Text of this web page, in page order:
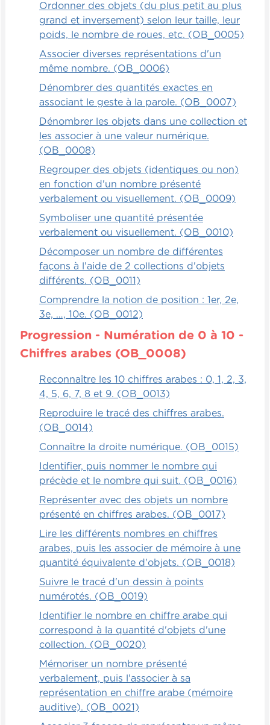
Ordonner des objets (du plus petit au plus
grand et inversement) selon leur taille, leur
poids, le nombre de roues, etc. (OB_0005)
Associer diverses représentations d'un
même nombre. (OB_0006)
Dénombrer des quantités exactes en
associant le geste à la parole. (OB_0007)
Dénombrer les objets dans une collection et
les associer à une valeur numérique.
(OB_0008)
Regrouper des objets (identiques ou non)
en fonction d'un nombre présenté
verbalement ou visuellement. (OB_0009)
Symboliser une quantité présentée
verbalement ou visuellement. (OB_0010)
Décomposer un nombre de différentes
façons à l'aide de 2 collections d'objets
différents. (OB_0011)
Comprendre la notion de position : 1er, 2e,
3e, …, 10e. (OB_0012)
Progression - Numération de 0 à 10 -
Chiffres arabes (OB_0008)
Reconnaître les 10 chiffres arabes : 0, 1, 2, 3,
4, 5, 6, 7, 8 et 9. (OB_0013)
Reproduire le tracé des chiffres arabes.
(OB_0014)
Connaître la droite numérique. (OB_0015)
Identifier, puis nommer le nombre qui
précède et le nombre qui suit. (OB_0016)
Représenter avec des objets un nombre
présenté en chiffres arabes. (OB_0017)
Lire les différents nombres en chiffres
arabes, puis les associer de mémoire à une
quantité équivalente d'objets. (OB_0018)
Suivre le tracé d'un dessin à points
numérotés. (OB_0019)
Identifier le nombre en chiffre arabe qui
correspond à la quantité d'objets d'une
collection. (OB_0020)
Mémoriser un nombre présenté
verbalement, puis l'associer à sa
représentation en chiffre arabe (mémoire
auditive). (OB_0021)